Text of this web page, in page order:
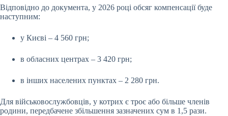
Відповідно до документа, у 2026 році обсяг компенсації буде
наступним:
у Києві – 4 560 грн;
в обласних центрах – 3 420 грн;
в інших населених пунктах – 2 280 грн.
Для військовослужбовців, у котрих є троє або більше членів
родини, передбачене збільшення зазначених сум в 1,5 рази.